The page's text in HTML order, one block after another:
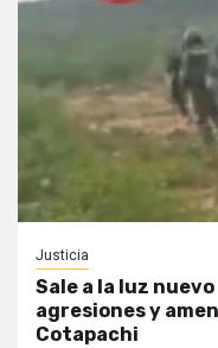
Justicia
Sale a la luz
agresiones y
Cotapachi